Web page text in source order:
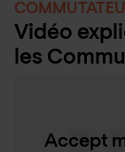
Vidéo
les
Accept